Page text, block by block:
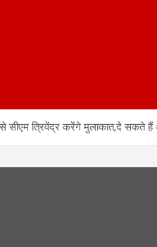
त्रिवेंद्र करेंगे मुलाकात,दे सकते हैं